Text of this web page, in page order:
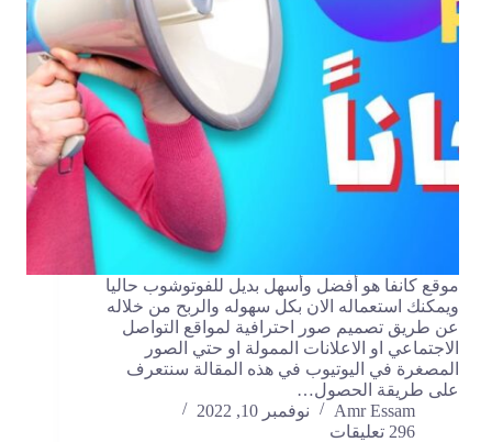
موقع كانفا هو أفضل وأسهل بديل للفوتوشوب حاليا
ويمكنك استعماله الان بكل سهوله والربح من خلاله
عن طريق تصميم صور احترافية لمواقع التواصل
الاجتماعي او الاعلانات الممولة او حتي الصور
المصغرة في اليوتيوب في هذه المقالة سنتعرف
على طريقة الحصول…
Amr Essam
نوفمبر 10, 2022
296 تعليقات